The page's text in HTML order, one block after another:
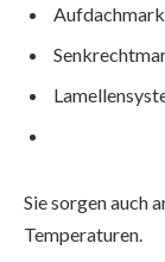
Sie sorgen auch
Temperaturen.